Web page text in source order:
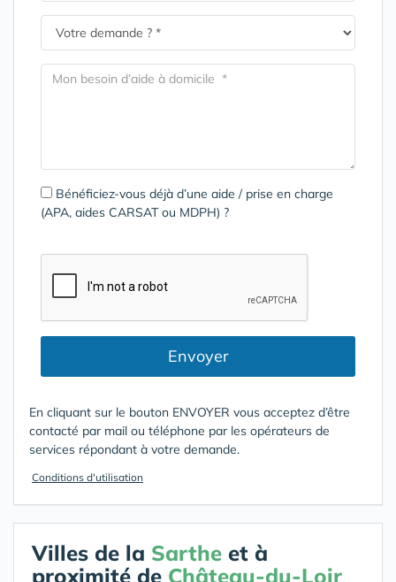
Bénéficiez-vous déjà d’une aide / prise en charge
(APA, aides CARSAT ou MDPH) ?
Envoyer
En cliquant sur le bouton ENVOYER vous acceptez d’être
contacté par mail ou téléphone par les opérateurs de
services répondant à votre demande.
Conditions d'utilisation
Villes de la Sarthe et à
proximité de Château-du-Loir